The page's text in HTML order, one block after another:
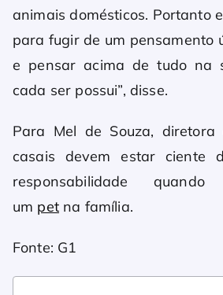
animais domésticos. Portanto
para fugir de um pensamento
e pensar acima de tudo na
cada ser possui”, disse.
Para Mel de Souza, diretora
casais devem estar ciente
responsabilidade
um petna família.
Fonte: G1